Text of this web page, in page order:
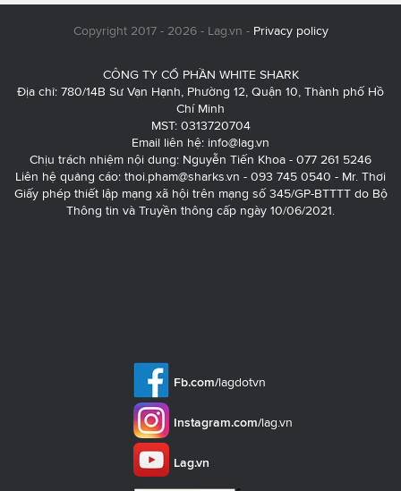
Copyright 2017 - 2026 - Lag.vn - Privacy policy
CÔNG TY CỔ PHẦN WHITE SHARK
Địa chỉ: 780/14B Sư Vạn Hạnh, Phường 12, Quận 10, Thành phố Hồ
Chí Minh
MST: 0313720704
Email liên hệ: info@lag.vn
Chịu trách nhiệm nội dung: Nguyễn Tiến Khoa - 077 261 5246
Liên hệ quảng cáo: thoi.pham@sharks.vn - 093 745 0540 - Mr. Thơi
Giấy phép thiết lập mạng xã hội trên mạng số 345/GP-BTTTT do Bộ
Thông tin và Truyền thông cấp ngày 10/06/2021.
Fb.com/lagdotvn
Instagram.com/lag.vn
Lag.vn